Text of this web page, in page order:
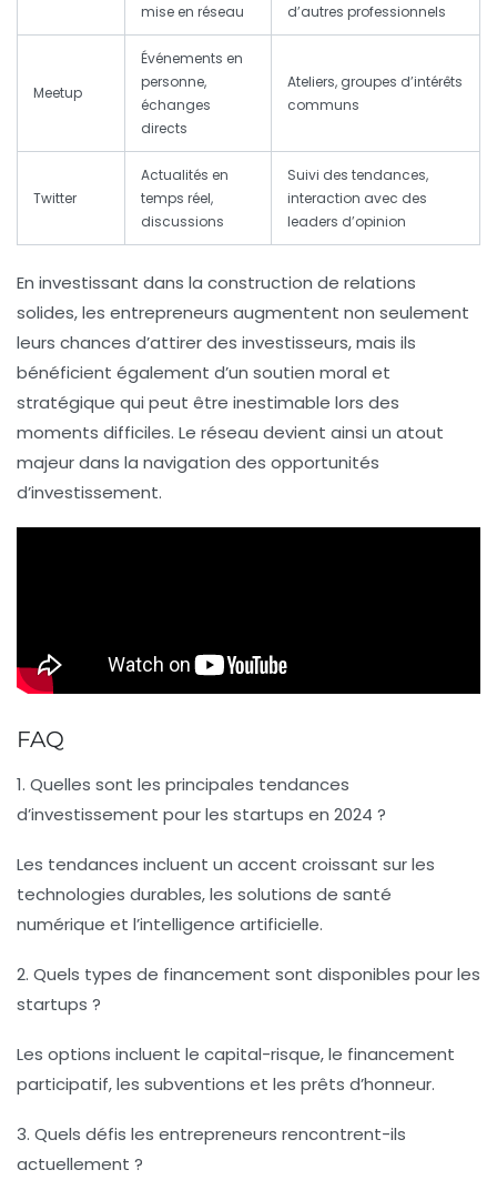
mise en réseau
d’autres professionnels
Meetup
Événements en
personne,
échanges
directs
Ateliers, groupes d’intérêts
communs
Twitter
Actualités en
temps réel,
discussions
Suivi des tendances,
interaction avec des
leaders d’opinion
En investissant dans la construction de relations
solides, les entrepreneurs augmentent non seulement
leurs chances d’attirer des investisseurs, mais ils
bénéficient également d’un soutien moral et
stratégique qui peut être inestimable lors des
moments difficiles. Le réseau devient ainsi un atout
majeur dans la navigation des opportunités
d’investissement.
FAQ
1. Quelles sont les principales tendances
d’investissement pour les startups en 2024 ?
Les tendances incluent un accent croissant sur les
technologies durables, les solutions de santé
numérique et l’intelligence artificielle.
2. Quels types de financement sont disponibles pour les
startups ?
Les options incluent le capital-risque, le financement
participatif, les subventions et les prêts d’honneur.
3. Quels défis les entrepreneurs rencontrent-ils
actuellement ?